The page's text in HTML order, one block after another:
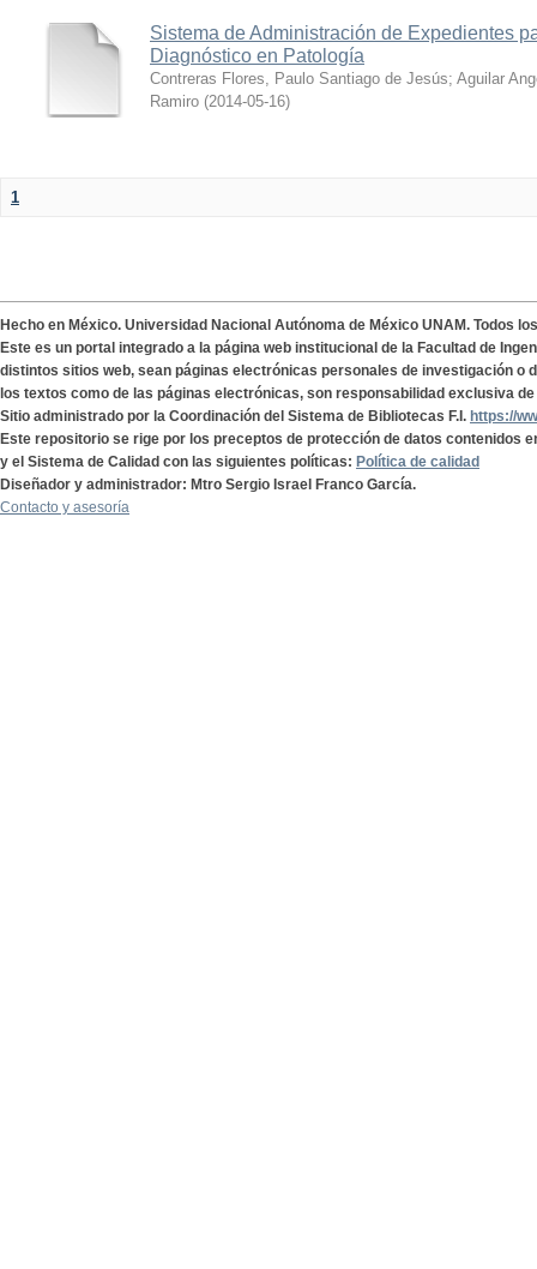
Sistema de Administración de Expedientes
Diagnóstico en Patología
Contreras Flores, Paulo Santiago de Jesús; Aguilar
Ramiro (2014-05-16)
1
Hecho en México. Universidad Nacional Autónoma de México UNAM. Todos
Este es un portal integrado a la página web institucional de la Facultad de
distintos sitios web, sean páginas electrónicas personales de investigación o
los textos como de las páginas electrónicas, son responsabilidad exclusiva
Sitio administrado por la Coordinación del Sistema de Bibliotecas F.I. https://
Este repositorio se rige por los preceptos de protección de datos contenidos
y el Sistema de Calidad con las siguientes políticas: Política de calidad
Diseñador y administrador: Mtro Sergio Israel Franco García.
Contacto y asesoría